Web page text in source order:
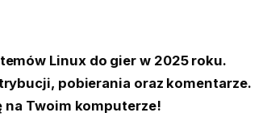
Linux do gier w 2025 roku.
pobierania oraz komentarze.
Twoim komputerze!